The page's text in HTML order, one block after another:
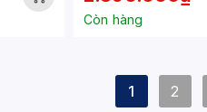
Còn hàng
1 2